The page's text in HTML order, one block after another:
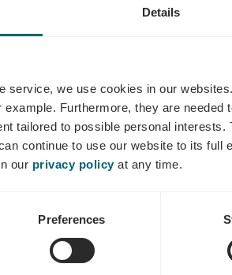
Details
service, we use cookies in our websites.
example. Furthermore, they are needed
tailored to possible personal
continue to use our website to its full
our privacy policy at any time.
Preferences
guidées